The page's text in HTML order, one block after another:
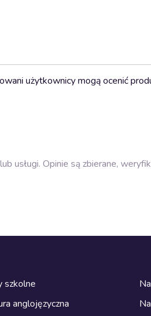
użytkownicy mogą ocenić
usługi. Opinie są zbierane,
szkolne
anglojęzyczna